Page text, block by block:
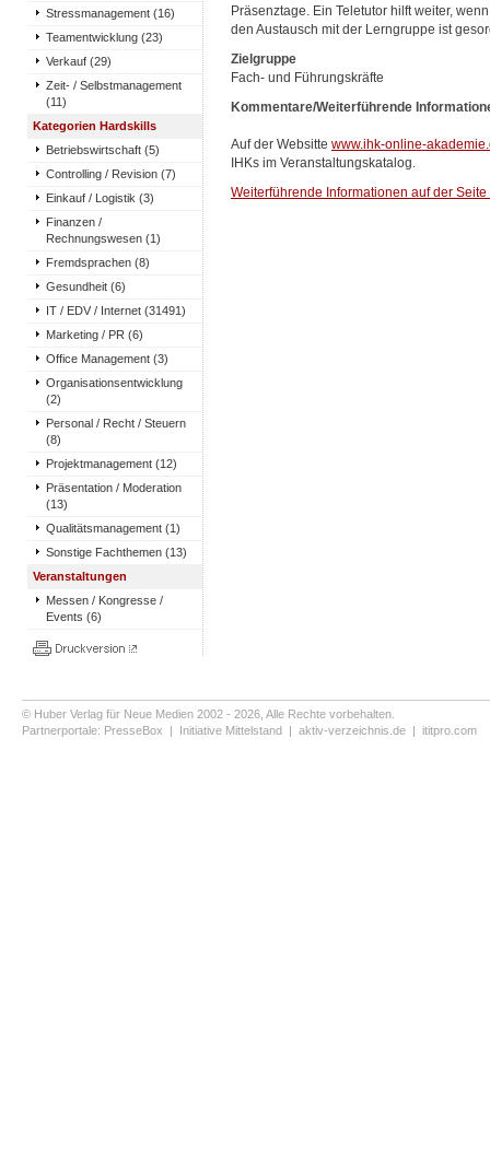
Stressmanagement (16)
Teamentwicklung (23)
Verkauf (29)
Zeit- / Selbstmanagement
(11)
Kategorien Hardskills
Betriebswirtschaft (5)
Controlling / Revision (7)
Einkauf / Logistik (3)
Finanzen /
Rechnungswesen (1)
Fremdsprachen (8)
Gesundheit (6)
IT / EDV / Internet (31491)
Marketing / PR (6)
Office Management (3)
Organisationsentwicklung
(2)
Personal / Recht / Steuern
(8)
Projektmanagement (12)
Präsentation / Moderation
(13)
Qualitätsmanagement (1)
Sonstige Fachthemen (13)
Veranstaltungen
Messen / Kongresse /
Events (6)
Präsenztage. Ein Teletutor hilft weiter,
den Austausch mit der Lerngruppe ist
Zielgruppe
Fach- und Führungskräfte
Kommentare/Weiterführende
Auf der Websitte www.ihk-online-
IHKs im Veranstaltungskatalog.
Weiterführende Informationen auf der Seite
© Huber Verlag für Neue Medien 2002 - 2026, Alle Rechte vorbehalten.
Partnerportale: PresseBox | Initiative Mittelstand | aktiv-verzeichnis.de | ititpro.com